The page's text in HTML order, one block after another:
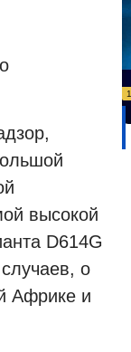
высокой
D614G
о
Африке и